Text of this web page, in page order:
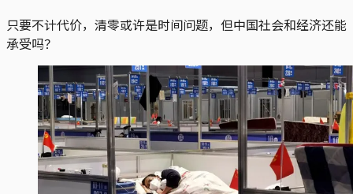
只要不计代价，清零或许是时间问题，但中国社会和经济还能
承受吗？